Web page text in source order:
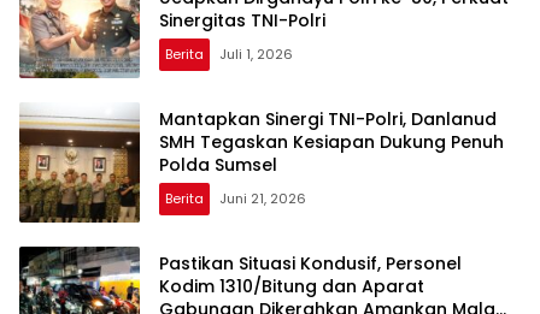
Sinergitas TNI-Polri
Berita Juli 1, 2026
Mantapkan Sinergi TNI-Polri, Danlanud
SMH Tegaskan Kesiapan Dukung Penuh
Polda Sumsel
Berita Juni 21, 2026
Pastikan Situasi Kondusif, Personel
Kodim 1310/Bitung dan Aparat